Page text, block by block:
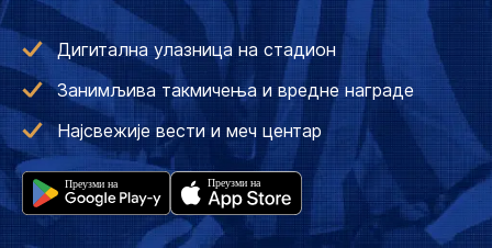
Дигитална улазница на стадион
Занимљива такмичења и вредне награде
Најсвежије вести и меч центар